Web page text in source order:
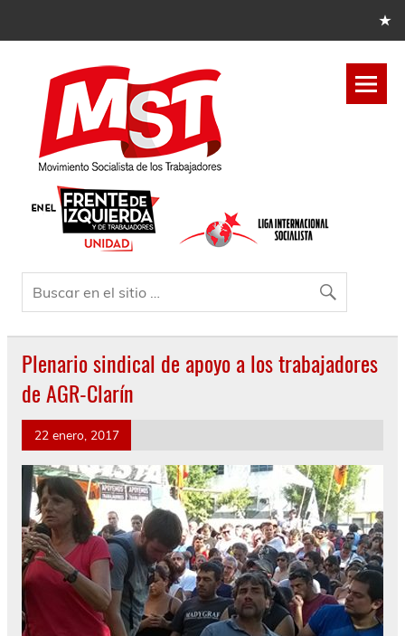
Plenario sindical de apoyo a los trabajadores
de AGR-Clarín
22 enero, 2017